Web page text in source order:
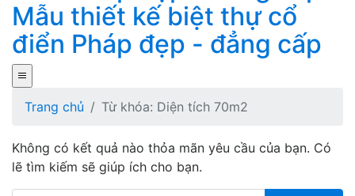
Mẫu thiết kế biệt thự cổ
điển Pháp đẹp - đẳng cấp
Trang chủ Từ khóa: Diện tích 70m2
Không có kết quả nào thỏa mãn yêu cầu của bạn. Có
lẽ tìm kiếm sẽ giúp ích cho bạn.